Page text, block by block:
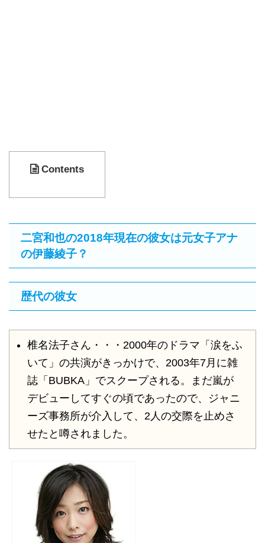
Contents
二宮和也の2018年現在の彼女は元女子アナ
の伊藤綾子？
歴代の彼女
椎名法子さん・・・2000年のドラマ「涙をふ
いて」の共演がきっかけで、2003年7月に雑
誌「BUBKA」でスクープされる。まだ嵐が
デビューしてすぐの頃であったので、ジャニ
ーズ事務所が介入して、2人の交際を止めさ
せたと噂されました。